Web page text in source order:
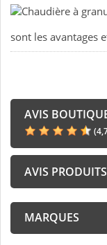
sont les avantages
AVIS
(
AVIS PRODUITS
MARQUES